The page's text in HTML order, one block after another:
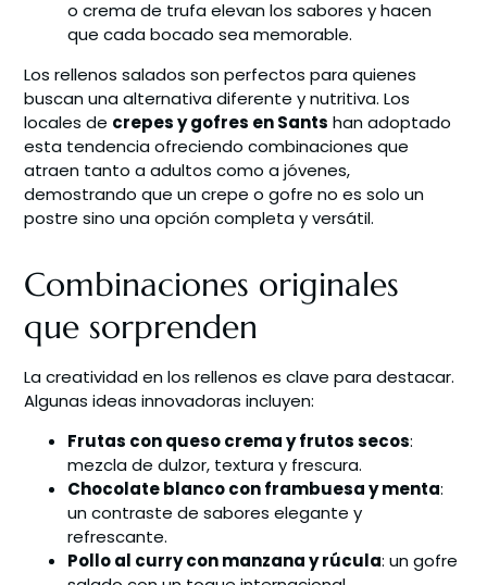
o crema de trufa elevan los sabores y hacen
que cada bocado sea memorable.
Los rellenos salados son perfectos para quienes
buscan una alternativa diferente y nutritiva. Los
locales de crepes y gofres en Sants han adoptado
esta tendencia ofreciendo combinaciones que
atraen tanto a adultos como a jóvenes,
demostrando que un crepe o gofre no es solo un
postre sino una opción completa y versátil.
Combinaciones originales
que sorprenden
La creatividad en los rellenos es clave para destacar.
Algunas ideas innovadoras incluyen:
Frutas con queso crema y frutos secos:
mezcla de dulzor, textura y frescura.
Chocolate blanco con frambuesa y menta:
un contraste de sabores elegante y
refrescante.
Pollo al curry con manzana y rúcula: un gofre